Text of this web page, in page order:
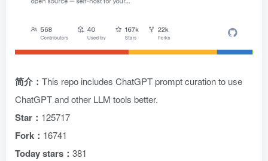
简介： This repo includes ChatGPT prompt curation to use
ChatGPT and other LLM tools better.
Star： 125717
Fork： 16741
Today stars： 381